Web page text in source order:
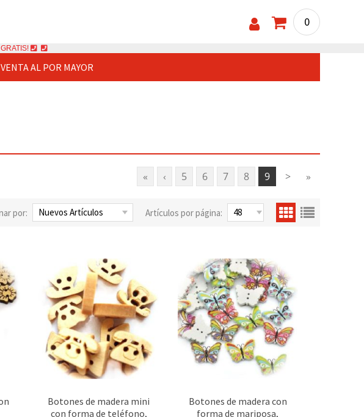
0
VENTA AL POR MAYOR
« ‹ 5 6 7 8 9 > »
por: Artículos por página:
Botones de madera mini
con forma de teléfono,
Botones de madera con
forma de mariposa,